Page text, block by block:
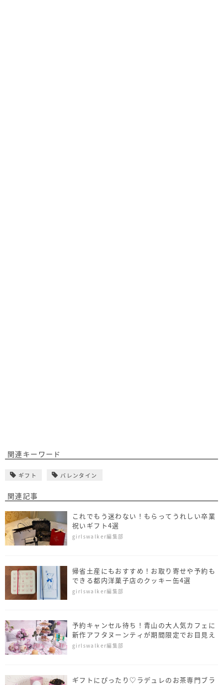
関連キーワード
ギフト バレンタイン
関連記事
これでもう迷わない！もらってうれしい卒業
祝いギフト4選
girlswalker編集部
帰省土産にもおすすめ！お取り寄せや予約も
できる都内洋菓子店のクッキー缶4選
girlswalker編集部
予約キャンセル待ち！青山の大人気カフェに
新作アフタヌーンティが期間限定でお目見え
girlswalker編集部
ギフトにぴったり♡ラデュレのお茶専門ブラ